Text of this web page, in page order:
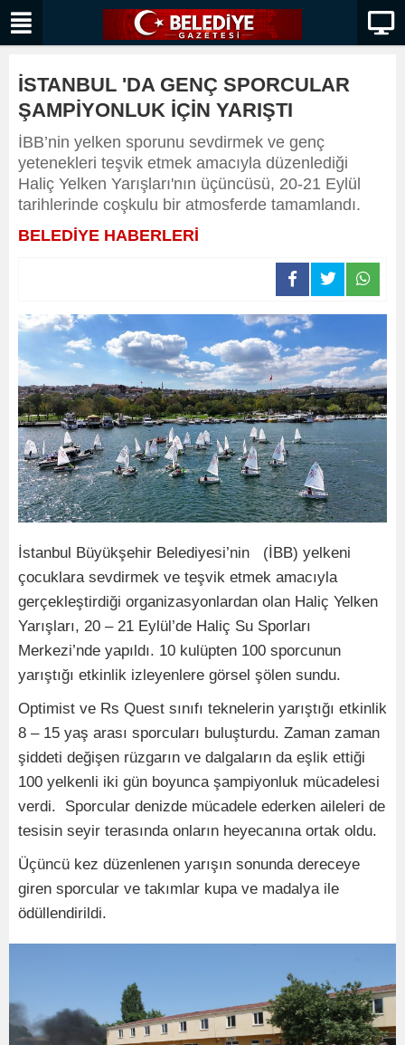
İSTANBUL 'DA GENÇ SPORCULAR
ŞAMPİYONLUK İÇİN YARIŞTI
İBB’nin yelken sporunu sevdirmek ve genç
yetenekleri teşvik etmek amacıyla düzenlediği
Haliç Yelken Yarışları'nın üçüncüsü, 20-21 Eylül
tarihlerinde coşkulu bir atmosferde tamamlandı.
BELEDİYE HABERLERİ
İstanbul Büyükşehir Belediyesi’nin (İBB) yelkeni
çocuklara sevdirmek ve teşvik etmek amacıyla
gerçekleştirdiği organizasyonlardan olan Haliç Yelken
Yarışları, 20 – 21 Eylül’de Haliç Su Sporları
Merkezi’nde yapıldı. 10 kulüpten 100 sporcunun
yarıştığı etkinlik izleyenlere görsel şölen sundu.
Optimist ve Rs Quest sınıfı teknelerin yarıştığı etkinlik
8 – 15 yaş arası sporcuları buluşturdu. Zaman zaman
şiddeti değişen rüzgarın ve dalgaların da eşlik ettiği
100 yelkenli iki gün boyunca şampiyonluk mücadelesi
verdi. Sporcular denizde mücadele ederken aileleri de
tesisin seyir terasında onların heyecanına ortak oldu.
Üçüncü kez düzenlenen yarışın sonunda dereceye
giren sporcular ve takımlar kupa ve madalya ile
ödüllendirildi.